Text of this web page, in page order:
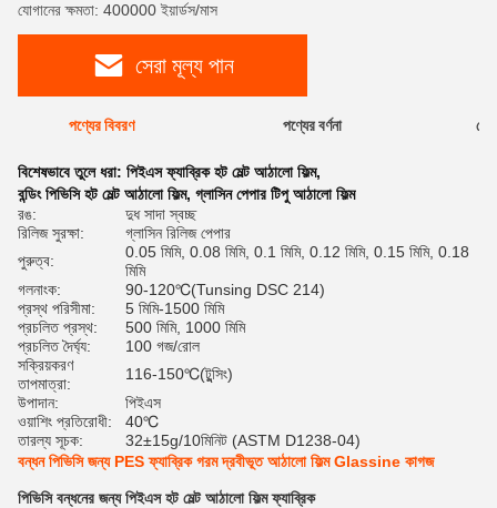
যোগানের ক্ষমতা: 400000 ইয়ার্ডস/মাস
সেরা মূল্য পান
পণ্যের বিবরণ পণ্যের বর্ণনা
বিশেষভাবে তুলে ধরা: পিইএস ফ্যাব্রিক হট মেল্ট আঠালো ফিল্ম,
বন্ডিং পিভিসি হট মেল্ট আঠালো ফিল্ম, গ্লাসিন পেপার টিপু আঠালো ফিল্ম
রঙ:
দুধ সাদা স্বচ্ছ
রিলিজ সুরক্ষা:
গ্লাসিন রিলিজ পেপার
পুরুত্ব:
0.05 মিমি, 0.08 মিমি, 0.1 মিমি, 0.12 মিমি, 0.15 মিমি, 0.18
মিমি
গলনাংক:
90-120℃(Tunsing DSC 214)
প্রস্থ পরিসীমা:
5 মিমি-1500 মিমি
প্রচলিত প্রস্থ:
500 মিমি, 1000 মিমি
প্রচলিত দৈর্ঘ্য:
100 গজ/রোল
সক্রিয়করণ
তাপমাত্রা:
116-150℃(টুন্সিং)
উপাদান:
পিইএস
ওয়াশিং প্রতিরোধী:
40℃
তারল্য সূচক:
32±15g/10মিনিট (ASTM D1238-04)
বন্ধন পিভিসি জন্য PES ফ্যাব্রিক গরম দ্রবীভূত আঠালো ফিল্ম Glassine কাগজ
পিভিসি বন্ধনের জন্য পিইএস হট মেল্ট আঠালো ফিল্ম ফ্যাব্রিক